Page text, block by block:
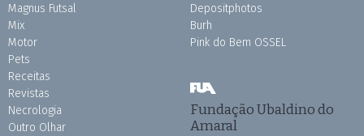
Magnus Futsal
Mix
Motor
Pets
Receitas
Revistas
Necrologia
Outro Olhar
Depositphotos
Burh
Pink do Bem OSSEL
Fundação Ubaldino do
Amaral